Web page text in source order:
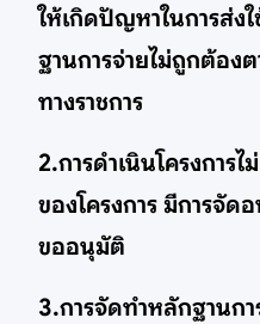
ให้เกิดปัญหาในการส่ง
ฐานการจ่ายไม่ถูกต้อง
ทางราชการ
2.การดำเนินโครงการ
ของโครงการ มีการจัด
ขออนุมัติ
3.การจัดทำหลักฐานก